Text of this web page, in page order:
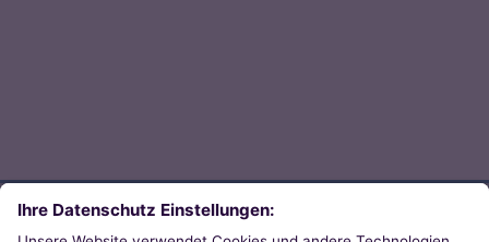
Direkt zum Thema